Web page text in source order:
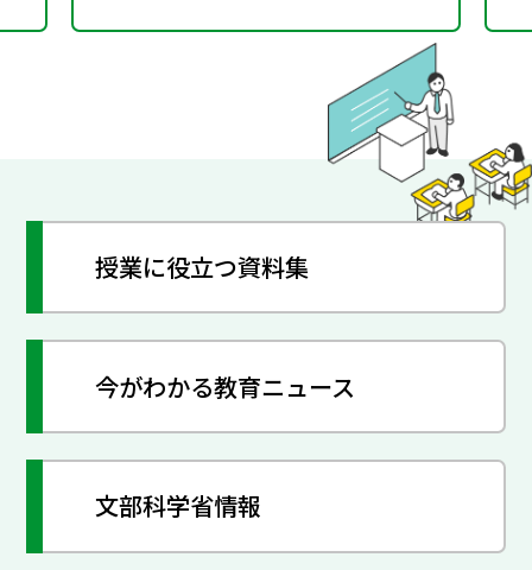
授業に役立つ資料集
今がわかる教育ニュース
文部科学省情報